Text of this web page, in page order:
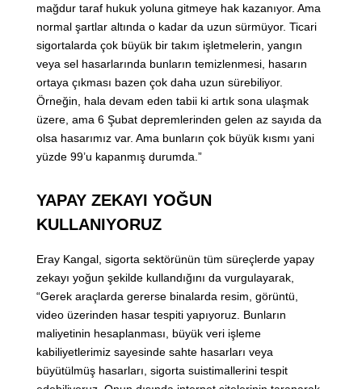
mağdur taraf hukuk yoluna gitmeye hak kazanıyor. Ama
normal şartlar altında o kadar da uzun sürmüyor. Ticari
sigortalarda çok büyük bir takım işletmelerin, yangın
veya sel hasarlarında bunların temizlenmesi, hasarın
ortaya çıkması bazen çok daha uzun sürebiliyor.
Örneğin, hala devam eden tabii ki artık sona ulaşmak
üzere, ama 6 Şubat depremlerinden gelen az sayıda da
olsa hasarımız var. Ama bunların çok büyük kısmı yani
yüzde 99’u kapanmış durumda.”
YAPAY ZEKAYI YOĞUN
KULLANIYORUZ
Eray Kangal, sigorta sektörünün tüm süreçlerde yapay
zekayı yoğun şekilde kullandığını da vurgulayarak,
“Gerek araçlarda gererse binalarda resim, görüntü,
video üzerinden hasar tespiti yapıyoruz. Bunların
maliyetinin hesaplanması, büyük veri işleme
kabiliyetlerimiz sayesinde sahte hasarları veya
büyütülmüş hasarları, sigorta suistimallerini tespit